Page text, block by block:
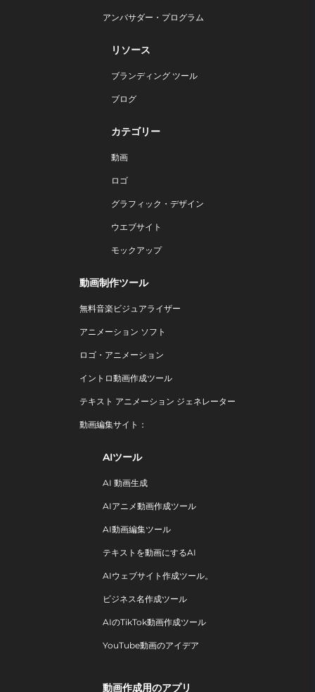
アンバサダー・プログラム
リソース
ブランディング ツール
ブログ
カテゴリー
動画
ロゴ
グラフィック・デザイン
ウエブサイト
モックアップ
動画制作ツール
無料音楽ビジュアライザー
アニメーション ソフト
ロゴ・アニメーション
イントロ動画作成ツール
テキスト アニメーション ジェネレーター
動画編集サイト：
AIツール
AI 動画生成
AIアニメ動画作成ツール
AI動画編集ツール
テキストを動画にするAI
AIウェブサイト作成ツール。
ビジネス名作成ツール
AIのTikTok動画作成ツール
YouTube動画のアイデア
動画作成用のアプリ